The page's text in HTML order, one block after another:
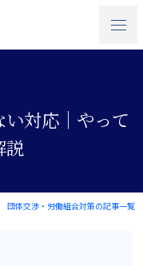
対応｜やって
説
団体交渉・労働組合対策の記事一覧